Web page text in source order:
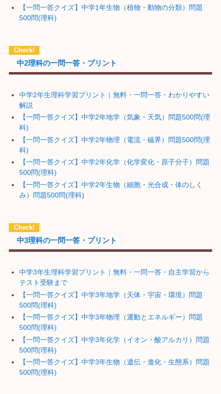
【一問一答クイズ】中学1年生物（植物・動物の分類）問題
500問(理科)
中2理科の一問一答・プリント
中学2年生理科学習プリント｜無料・一問一答・わかりやすい
解説
【一問一答クイズ】中学2年地学（気象・天気）問題500問(理
科)
【一問一答クイズ】中学2年物理（電流・磁界）問題500問(理
科)
【一問一答クイズ】中学2年化学（化学変化・原子分子）問題
500問(理科)
【一問一答クイズ】中学2年生物（細胞・光合成・体のしく
み）問題500問(理科)
中3理科の一問一答・プリント
中学3年生理科学習プリント｜無料・一問一答・自主学習から
テスト受験まで
【一問一答クイズ】中学3年地学（天体・宇宙・環境）問題
500問(理科)
【一問一答クイズ】中学3年物理（運動とエネルギー）問題
500問(理科)
【一問一答クイズ】中学3年化学（イオン・酸アルカリ）問題
500問(理科)
【一問一答クイズ】中学3年生物（遺伝・進化・生態系）問題
500問(理科)